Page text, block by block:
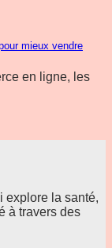
mieux vendre
en ligne, les
explore la santé,
à travers des